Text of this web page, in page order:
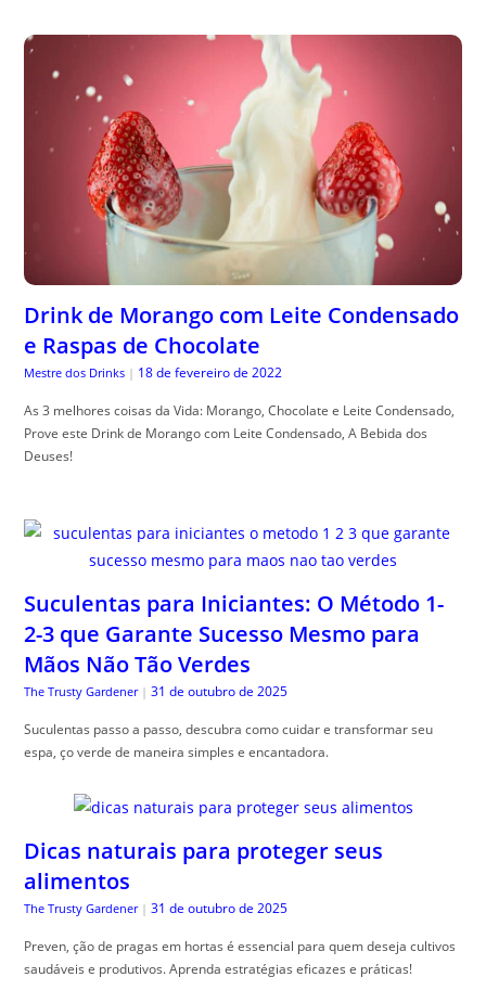
Drink de Morango com Leite Condensado
e Raspas de Chocolate
Mestre dos Drinks | 18 de fevereiro de 2022
As 3 melhores coisas da Vida: Morango, Chocolate e Leite Condensado,
Prove este Drink de Morango com Leite Condensado, A Bebida dos
Deuses!
Suculentas para Iniciantes: O Método 1-
2-3 que Garante Sucesso Mesmo para
Mãos Não Tão Verdes
The Trusty Gardener | 31 de outubro de 2025
Suculentas passo a passo, descubra como cuidar e transformar seu
espa, ço verde de maneira simples e encantadora.
Dicas naturais para proteger seus
alimentos
The Trusty Gardener | 31 de outubro de 2025
Preven, ção de pragas em hortas é essencial para quem deseja cultivos
saudáveis e produtivos. Aprenda estratégias eficazes e práticas!